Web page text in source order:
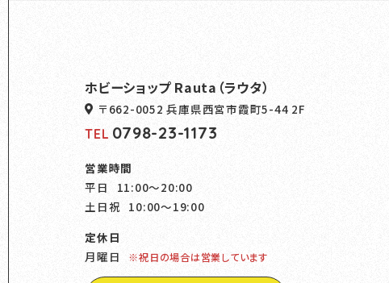
ホビーショップ Rauta（ラウタ）
〒662-0052 兵庫県西宮市霞町5-44 2F
TEL 0798-23-1173
営業時間
平日
11:00～20:00
土日祝 10:00～19:00
定休日
月曜日
※祝日の場合は営業しています